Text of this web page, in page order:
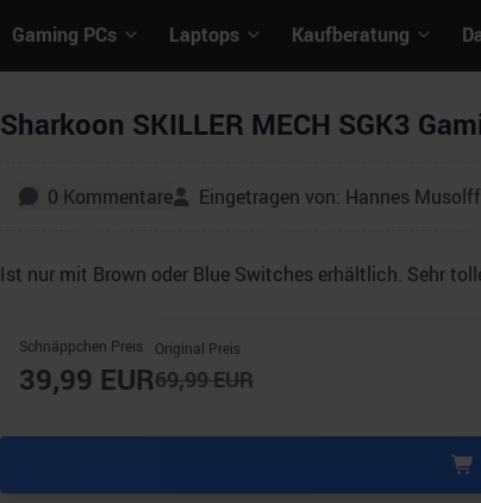
Gaming PCs Laptops Kaufberatung
Sharkoon SKILLER MECH SGK3
0 Kommentare Eingetragen von: Hannes Musolff
Ist nur mit Brown oder Blue Switches erhältlich. Sehr
Schnäppchen Preis
39,99 EUR
Original Preis
69,99EUR